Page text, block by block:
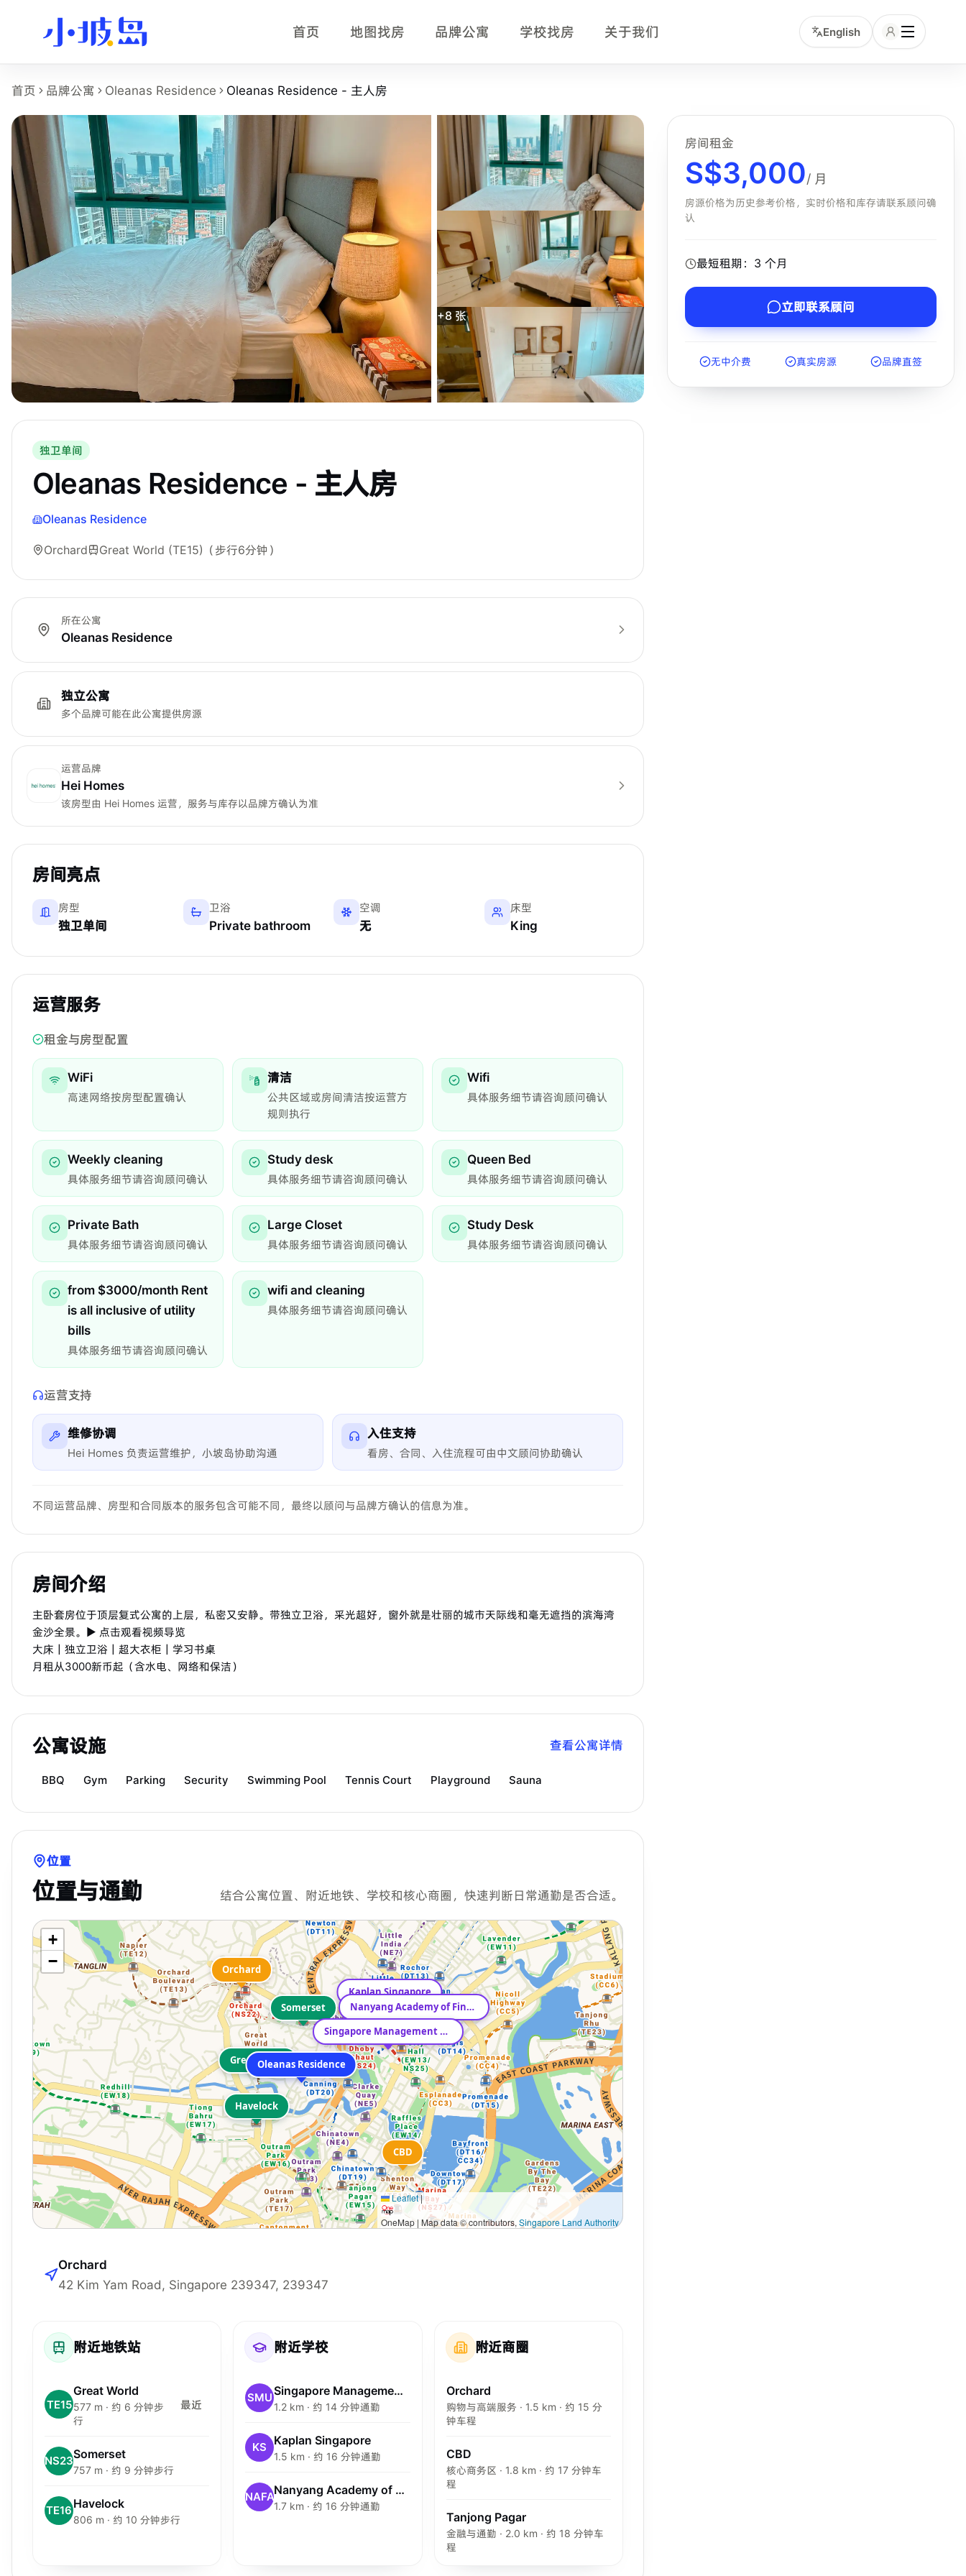
首页 地图找房 品牌公寓 学校找房 关于我们 English
Oleanas Residence - 主人房 房型页事实摘要
这个页面展示Oleanas Residence的Oleanas Residence - 主人房房型，适合正在比较新加坡单间、公寓房型、月租、入住时间、交通和服务包含项的中文租客。小坡岛顾问可协助确认
房型名称：Oleanas Residence - 主人房。
所在物业：Oleanas Residence。
运营品牌：Hei Homes。
所在区域：Orchard。
附近地铁：Great World (TE15)，步行约 6 分钟。
房型类别：Master。
参考月租：S$3,000 /月起，最终以实时库存和合同为准。
附近学校：Singapore Management University、Kaplan Singapore、Nanyang Academy of Fine Arts。
首页 品牌公寓 Oleanas Residence Oleanas Residence - 主人房
+8 张
独卫单间
Oleanas Residence - 主人房
Oleanas Residence
Orchard Great World (TE15) （步行6分钟）
所在公寓
Oleanas Residence
独立公寓
多个品牌可能在此公寓提供房源
运营品牌
Hei Homes
该房型由 Hei Homes 运营，服务与库存以品牌方确认为准
房间亮点
房型
独卫单间
卫浴
Private bathroom
空调
无
床型
King
运营服务
租金与房型配置
WiFi
高速网络按房型配置确认
清洁
公共区域或房间清洁按运营方
规则执行
Wifi
具体服务细节请咨询顾问确认
Weekly cleaning
具体服务细节请咨询顾问确认
Study desk
具体服务细节请咨询顾问确认
Queen Bed
具体服务细节请咨询顾问确认
Private Bath
具体服务细节请咨询顾问确认
Large Closet
具体服务细节请咨询顾问确认
Study Desk
具体服务细节请咨询顾问确认
from $3000/month Rent
is all inclusive of utility
bills
具体服务细节请咨询顾问确认
wifi and cleaning
具体服务细节请咨询顾问确认
运营支持
维修协调
Hei Homes 负责运营维护，小坡岛协助沟通
入住支持
看房、合同、入住流程可由中文顾问协助确认
不同运营品牌、房型和合同版本的服务包含可能不同，最终以顾问与品牌方确认的信息为准。
房间介绍
主卧套房位于顶层复式公寓的上层，私密又安静。带独立卫浴，采光超好，窗外就是壮丽的城市天际线和毫无遮挡的滨海湾
金沙全景。▶ 点击观看视频导览
大床｜独立卫浴｜超大衣柜｜学习书桌
月租从3000新币起（含水电、网络和保洁）
公寓设施 查看公寓详情
BBQ Gym Parking Security Swimming Pool Tennis Court Playground Sauna
位置
位置与通勤 结合公寓位置、附近地铁、学校和核心商圈，快速判断日常通勤是否合适。
Oleanas Residence
Great World
Somerset
Havelock
Singapore Management University
Kaplan Singapore
Nanyang Academy of Fine Arts
Orchard
CBD
+
−
Leaflet|
OneMap | Map data © contributors, Singapore Land Authority
Orchard
42 Kim Yam Road, Singapore 239347, 239347
附近地铁站
TE15
Great World
577 m · 约 6 分钟步
行
最近
NS23Somerset
757 m · 约 9 分钟步行
TE16 Havelock
806 m · 约 10 分钟步行
附近学校
SMU Singapore Management University
1.2 km · 约 14 分钟通勤
KS Kaplan Singapore
1.5 km · 约 16 分钟通勤
NAFA Nanyang Academy of Fine Arts
1.7 km · 约 16 分钟通勤
附近商圈
Orchard
购物与高端服务 · 1.5 km · 约 15 分
钟车程
CBD
核心商务区 · 1.8 km · 约 17 分钟车
程
Tanjong Pagar
金融与通勤 · 2.0 km · 约 18 分钟车
程
房间租金
S$3,000/ 月
房源价格为历史参考价格，实时价格和库存请联系顾问确
认
最短租期： 3 个月
立即联系顾问
无中介费 真实房源 品牌直签